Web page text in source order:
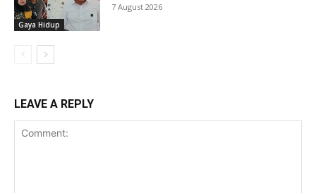
Gaya Hidup
7 August 2026
LEAVE A REPLY